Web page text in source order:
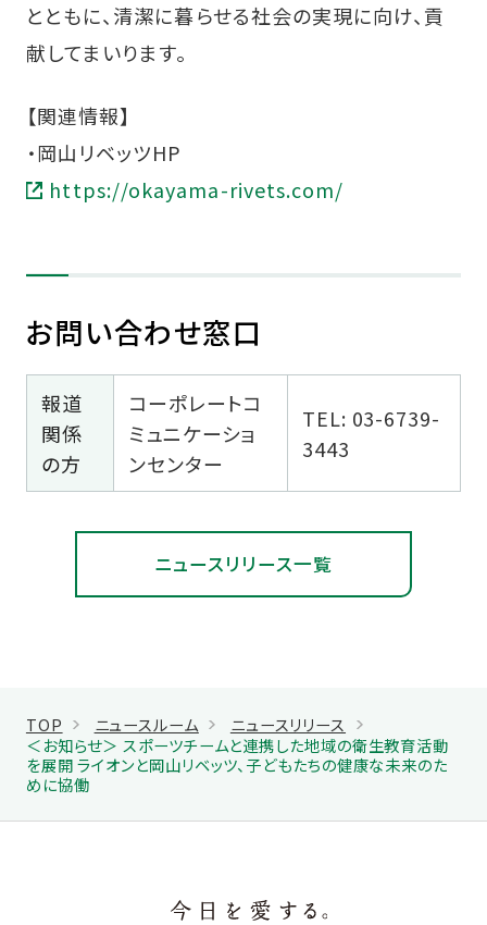
とともに、清潔に暮らせる社会の実現に向け、貢
献してまいります。
【関連情報】
・岡山リベッツHP
https://okayama-rivets.com/
お問い合わせ窓口
報道
関係
の方
コーポレートコ
ミュニケーショ
ンセンター
TEL: 03-6739-
3443
ニュースリリース一覧
TOP ニュースルーム
ニュースリリース
＜お知らせ＞ スポーツチームと連携した地域の衛生教育活動
を展開 ライオンと岡山リベッツ、子どもたちの健康な未来のた
めに協働